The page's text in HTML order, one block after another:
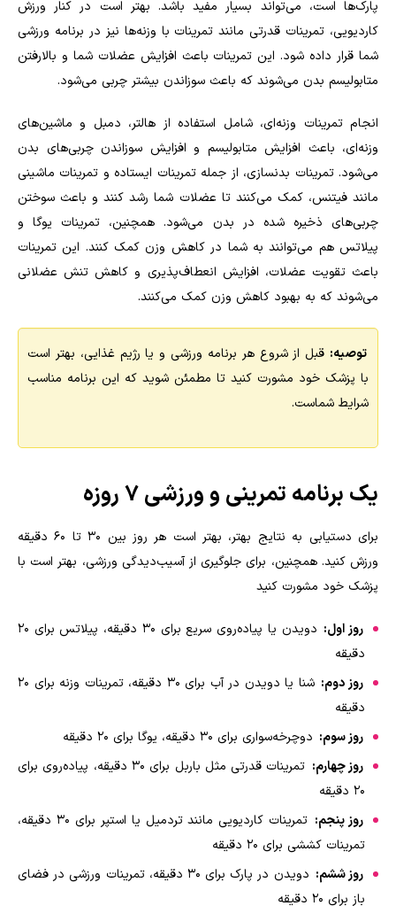
پارک‌ها است، می‌تواند بسیار مفید باشد. بهتر است در کنار ورزش
کاردیویی، تمرینات قدرتی مانند تمرینات با وزنه‌ها نیز در برنامه ورزشی
شما قرار داده شود. این تمرینات باعث افزایش عضلات شما و بالارفتن
متابولیسم بدن می‌شوند که باعث سوزاندن بیشتر چربی می‌شود.
انجام تمرینات وزنه‌ای، شامل استفاده از هالتر، دمبل و ماشین‌های
وزنه‌ای، باعث افزایش متابولیسم و افزایش سوزاندن چربی‌های بدن
می‌شود. تمرینات بدنسازی، از جمله تمرینات ایستاده و تمرینات ماشینی
مانند فیتنس، کمک می‌کنند تا عضلات شما رشد کنند و باعث سوختن
چربی‌های ذخیره شده در بدن می‌شود. همچنین، تمرینات یوگا و
پیلاتس هم می‌توانند به شما در کاهش وزن کمک کنند. این تمرینات
باعث تقویت عضلات، افزایش انعطاف‌پذیری و کاهش تنش عضلانی
می‌شوند که به بهبود کاهش وزن کمک می‌کنند.
توصیه: قبل از شروع هر برنامه ورزشی و یا رژیم غذایی، بهتر است
با پزشک خود مشورت کنید تا مطمئن شوید که این برنامه مناسب
شرایط شماست.
یک برنامه تمرینی و ورزشی 7 روزه
برای دستیابی به نتایج بهتر، بهتر است هر روز بین 30 تا 60 دقیقه
ورزش کنید. همچنین، برای جلوگیری از آسیب‌دیدگی ورزشی، بهتر است با
پزشک خود مشورت کنید
روز اول:
دویدن یا پیاده‌روی سریع برای 30 دقیقه، پیلاتس برای 20
دقیقه
روز دوم:
شنا یا دویدن در آب برای 30 دقیقه، تمرینات وزنه برای 20
دقیقه
روز سوم: دوچرخه‌سواری برای 30 دقیقه، یوگا برای 20 دقیقه
روز چهارم:
تمرینات قدرتی مثل باربل برای 30 دقیقه، پیاده‌روی برای
20 دقیقه
روز پنجم:
تمرینات کاردیویی مانند تردمیل یا استپر برای 30 دقیقه،
تمرینات کششی برای 20 دقیقه
روز ششم:
دویدن در پارک برای 30 دقیقه، تمرینات ورزشی در فضای
باز برای 20 دقیقه